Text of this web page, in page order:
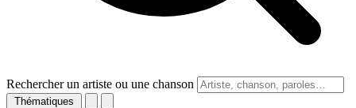
Rechercher un artiste ou une chanson
Thématiques